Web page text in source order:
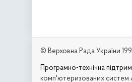
© Верховна Рада України
Програмно-технічна
комп'ютеризованих систем